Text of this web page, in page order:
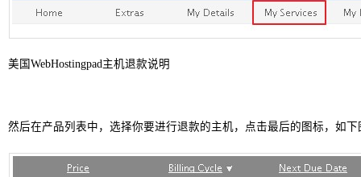
美国WebHostingpad主机退款说明
然后在产品列表中，选择你要进行退款的主机，点击最后的图标，如下